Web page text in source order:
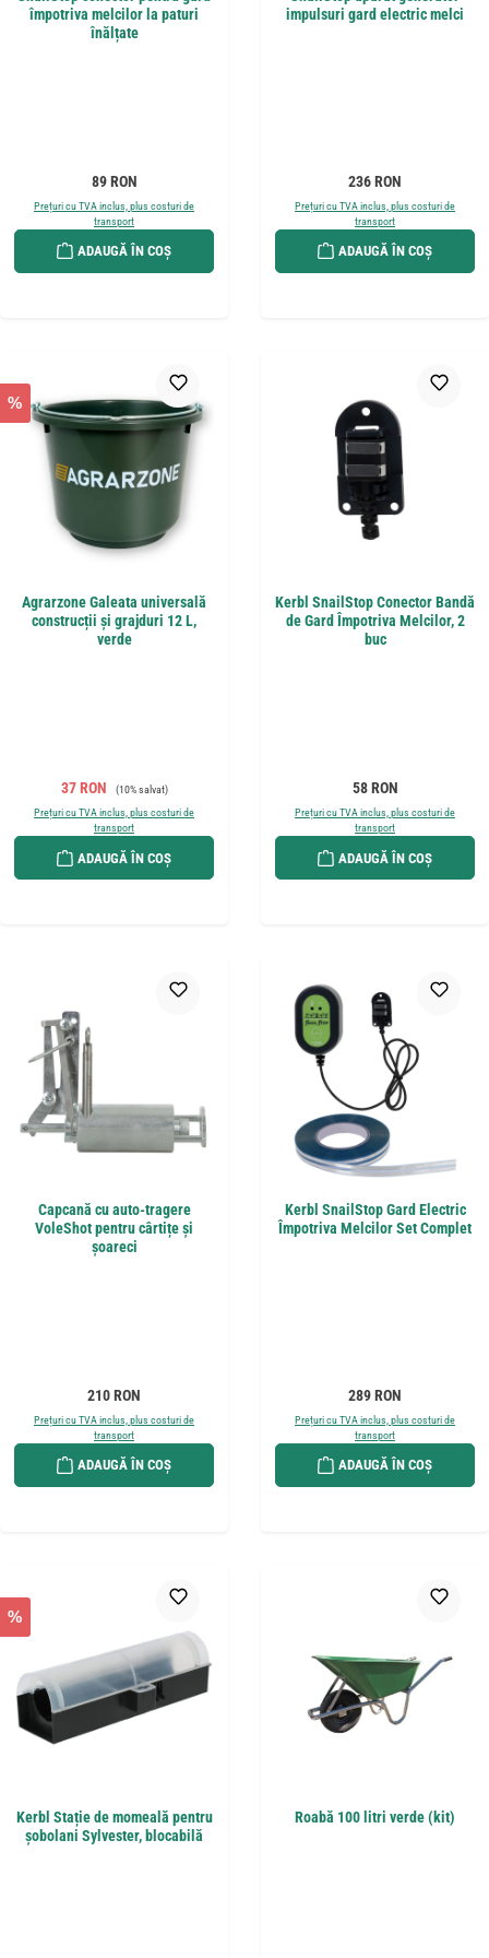
împotriva melcilor la paturi
înălțate
Preț obișnuit:
89 RON
Prețuri cu TVA inclus, plus costuri de
transport
ADAUGĂ ÎN COȘ
impulsuri gard electric melci
Preț obișnuit:
236 RON
Prețuri cu TVA inclus, plus costuri de
transport
ADAUGĂ ÎN COȘ
%
Agrarzone Galeata universală
construcții și grajduri 12 L,
verde
Preț de vânzare:
37 RON Preț obișnuit:
(10% salvat)
Prețuri cu TVA inclus, plus costuri de
transport
ADAUGĂ ÎN COȘ
Kerbl SnailStop Conector Bandă
de Gard Împotriva Melcilor, 2
buc
Preț obișnuit:
58 RON
Prețuri cu TVA inclus, plus costuri de
transport
ADAUGĂ ÎN COȘ
Capcană cu auto-tragere
VoleShot pentru cârtițe și
șoareci
Preț obișnuit:
210 RON
Prețuri cu TVA inclus, plus costuri de
transport
ADAUGĂ ÎN COȘ
Kerbl SnailStop Gard Electric
Împotriva Melcilor Set Complet
Preț obișnuit:
289 RON
Prețuri cu TVA inclus, plus costuri de
transport
ADAUGĂ ÎN COȘ
%
Kerbl Stație de momeală pentru
șobolani Sylvester, blocabilă
Roabă 100 litri verde (kit)